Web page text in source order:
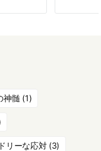
神髄 (1)
リーな応対(3)